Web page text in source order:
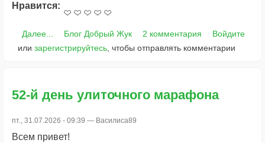
Нравится:
Далее... Блог Добрый Жук 2 комментария
Войдите
или зарегистрируйтесь, чтобы отправлять комментарии
52-й день улиточного марафона
пт., 31.07.2026 - 09:39 — Василиса89
Всем привет!